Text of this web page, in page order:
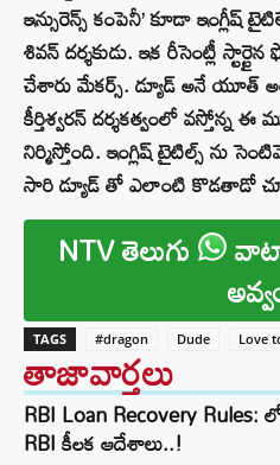
ఇన్సురెన్స్ కంపెనీ’ కూడా ఇంగ్లీష్
శివన్ దర్శకుడు. ఇక రీసెంట్లీ
చేశారు మేకర్స్. డ్యూడ్ అనే యూత్
కీర్తిశ్వరన్ దర్శకత్వంలో వస్తోన్న
నిర్మిస్తోంది. ఇంగ్లిష్ టైటిల్స్ ను
సారి డ్యూడ్ తో ఎలాంటి కొడతాడో
NTV తెలుగు
TAGS #dragon Dude Love
తాజావార్తలు
RBI Loan Recovery Rules:
RBI కీలక ఆదేశాలు..!